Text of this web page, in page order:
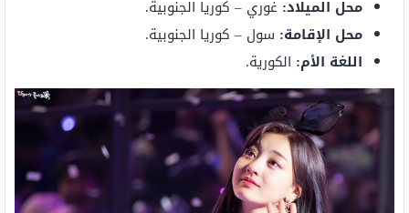
محل الميلاد: غوري – كوريا الجنوبية.
محل الإقامة: سول – كوريا الجنوبية.
اللغة الأم: الكورية.